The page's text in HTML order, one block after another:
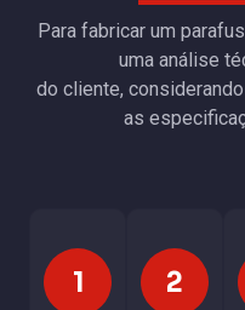
Para fabricar um
uma análise
do cliente,
as